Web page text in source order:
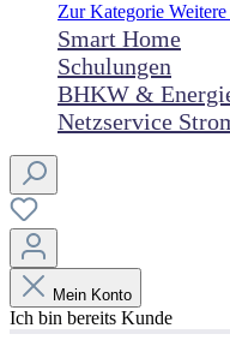
Zur Kategorie
Smart Home
Schulungen
BHKW &
Netzservice
Mein Konto
Ich bin bereits Kunde